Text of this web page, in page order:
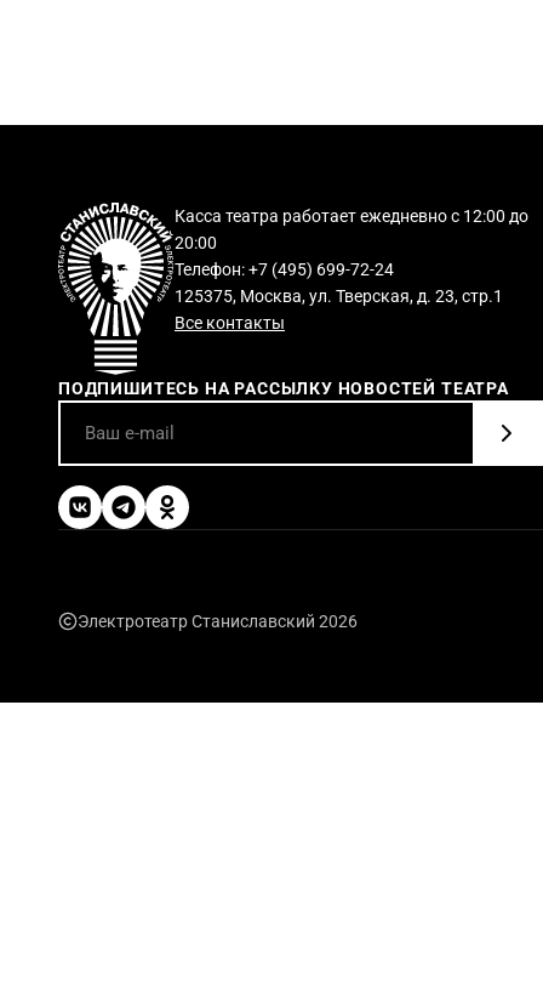
Касса театра работает ежедневно с 12:00 до
20:00
Телефон: +7 (495) 699-72-24
125375, Москва, ул. Тверская, д. 23, стр.1
Все контакты
ПОДПИШИТЕСЬ НА РАССЫЛКУ НОВОСТЕЙ ТЕАТРА
Электротеатр Станиславский 2026